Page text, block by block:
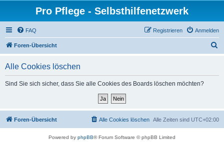
Pro Pflege - Selbsthilfenetzwerk
FAQ Anmelden
Registrieren
Foren-Übersicht
Alle Cookies löschen
Sind Sie sich sicher, dass Sie alle Cookies des Boards löschen möchten?
Foren-Übersicht Alle Zeiten sind UTC+02:00
Alle Cookies löschen
Powered by phpBB® Forum Software © phpBB Limited